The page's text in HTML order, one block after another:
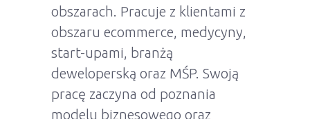
obszarach. Pracuje z klientami z
obszaru ecommerce, medycyny,
start-upami, branżą
deweloperską oraz MŚP. Swoją
pracę zaczyna od poznania
modelu biznesowego oraz